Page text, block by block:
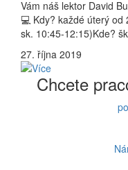
Vám náš lektor David
💻 Kdy? každé úterý
sk. 10:45-12:15)Kde?
27. října 2019
Chcete